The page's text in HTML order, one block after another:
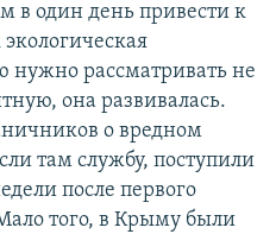
в один день привести к
нужно рассматривать не
она развивалась.
о вредном
там службу, поступили
после первого
того, в Крыму были